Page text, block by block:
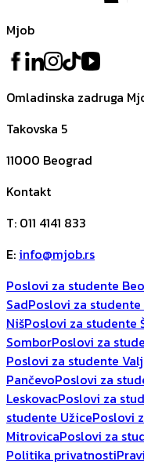
Mjob
Omladinska zadruga
Takovska 5
11000 Beograd
Kontakt
T: 011 4141 833
E: info@mjob.rs
Poslovi za studente
SadPoslovi za
NišPoslovi za studente
SomborPoslovi za
Poslovi za studente
PančevoPoslovi za
LeskovacPoslovi za
studente UžicePoslovi
MitrovicaPoslovi za
Politika privatnosti